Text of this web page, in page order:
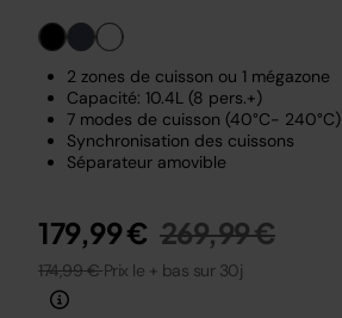
2 zones de cuisson ou 1 mégazone
Capacité: 10.4L (8 pers.+)
7 modes de cuisson (40°C- 240°C)
Synchronisation des cuissons
Séparateur amovible
179,99 € Prix réduit de
269,99 €au
174,99 €Prix le + bas sur 30j